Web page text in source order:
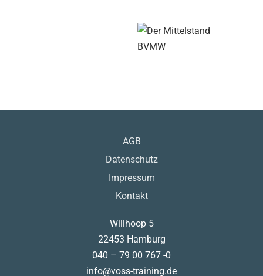
AGB
Datenschutz
Impressum
Kontakt
Willhoop 5
22453 Hamburg
040 – 79 00 767 -0
info@voss-training.de